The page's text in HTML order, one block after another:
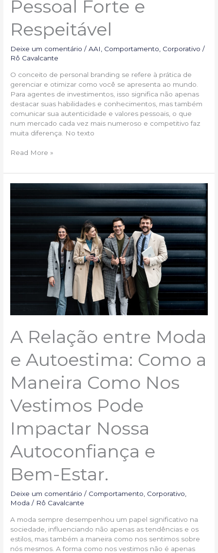
Pessoal Forte e
Respeitável
Deixe um comentário /AAI Comportamento Corporativo /
Rô Cavalcante
O conceito de personal branding se refere à prática de
gerenciar e otimizar como você se apresenta ao mundo.
Para agentes de investimentos, isso significa não apenas
destacar suas habilidades e conhecimentos, mas também
comunicar sua autenticidade e valores pessoais, o que
num mercado cada vez mais numeroso e competitivo faz
muita diferença. No texto
Read More »
A Relação entre Moda
e Autoestima: Como a
Maneira Como Nos
Vestimos Pode
Impactar Nossa
Autoconfiança e
Bem-Estar.
Deixe um comentário / Comportamento Corporativo
Moda / Rô Cavalcante
A moda sempre desempenhou um papel significativo na
sociedade, influenciando não apenas as tendências e os
estilos, mas também a maneira como nos sentimos sobre
nós mesmos. A forma como nos vestimos não é apenas
Relação
entre
Moda
e
Como
Vestimos
Pode
Impactar
Autoconfiança
e
Estar.